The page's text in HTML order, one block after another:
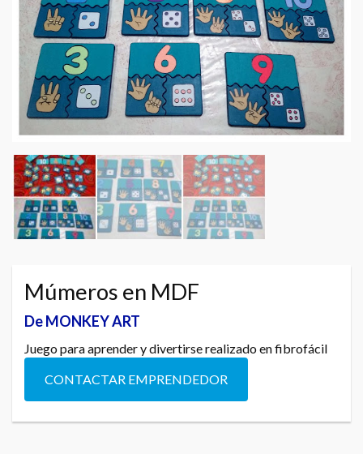
Múmeros en MDF
De MONKEY ART
Juego para aprender y divertirse realizado en fibrofácil
CONTACTAR EMPRENDEDOR